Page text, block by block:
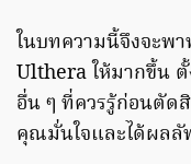
ในบทความนี้จึงจะพ
Ulthera ให้มากขึ้น
อื่น ๆ ที่ควรรู้ก่อนตัด
คุณมั่นใจและได้ผลลั